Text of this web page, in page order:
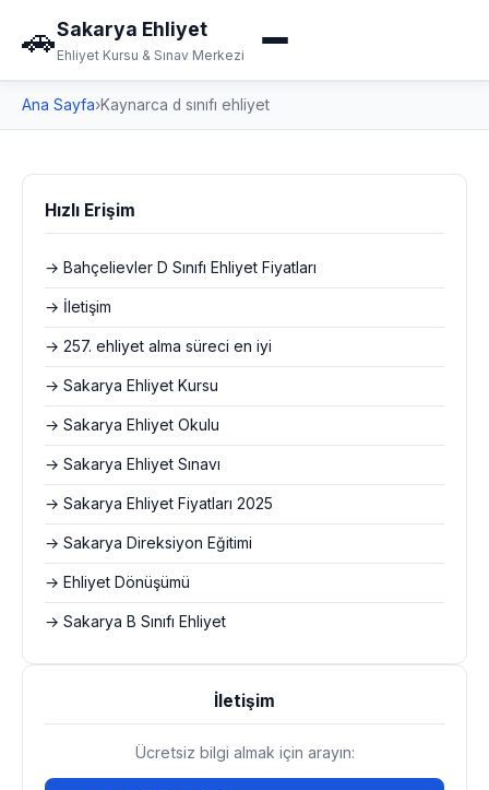
🚗Sakarya Ehliyet
Ehliyet Kursu & Sınav Merkezi
Ana Sayfa›Kaynarca d sınıfı ehliyet
Hızlı Erişim
→ Bahçelievler D Sınıfı Ehliyet Fiyatları
→ İletişim
→ 257. ehliyet alma süreci en iyi
→ Sakarya Ehliyet Kursu
→ Sakarya Ehliyet Okulu
→ Sakarya Ehliyet Sınavı
→ Sakarya Ehliyet Fiyatları 2025
→ Sakarya Direksiyon Eğitimi
→ Ehliyet Dönüşümü
→ Sakarya B Sınıfı Ehliyet
İletişim
Ücretsiz bilgi almak için arayın: